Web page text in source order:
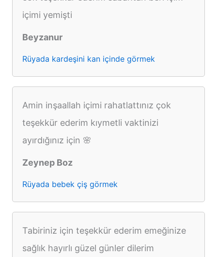
içimi yemişti
Beyzanur
Rüyada kardeşini kan içinde görmek
Amin inşaallah içimi rahatlattınız çok
teşekkür ederim kıymetli vaktinizi
ayırdığınız için 🌸
Zeynep Boz
Rüyada bebek çiş görmek
Tabiriniz için teşekkür ederim emeğinize
sağlık hayırlı güzel günler dilerim